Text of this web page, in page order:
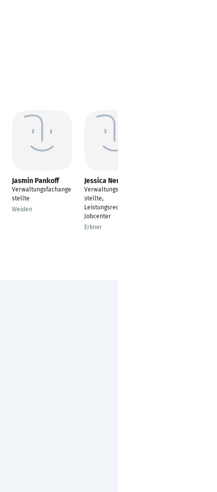
Jasmin Pankoff
Verwaltungsfachange
stellte
Weiden
Jessica Neumann
Verwaltungsfachange
stellte,
Leistungsrechner im
Jobcenter
Erkner